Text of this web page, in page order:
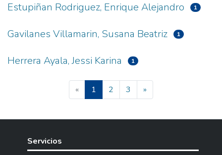
Estupiñan Rodriguez, Enrique Alejandro 1
Gavilanes Villamarin, Susana Beatriz 1
Herrera Ayala, Jessi Karina 1
« 1 (current)
2 3 »
Servicios